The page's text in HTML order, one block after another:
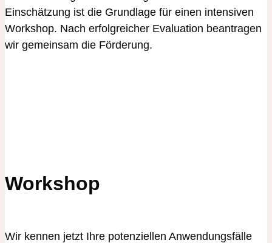
Einschätzung ist die Grundlage für einen intensiven
Workshop. Nach erfolgreicher Evaluation beantragen
wir gemeinsam die Förderung.
Workshop
Wir kennen jetzt Ihre potenziellen Anwendungsfälle